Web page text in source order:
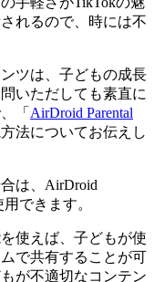
れるので、時には不
ツは、子どもの成長
いただしても素直に
「 AirDroid Parental
法についてお伝えし
は、AirDroid
用できます。
使えば、子どもが使
で共有することが可
が不適切なコンテン